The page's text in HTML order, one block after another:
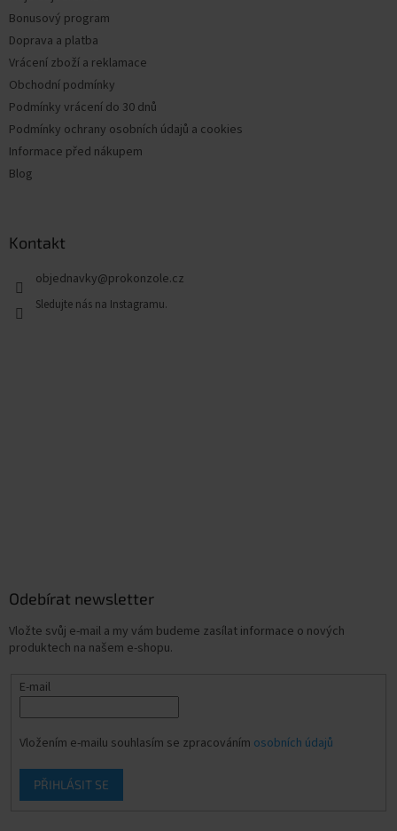
Bonusový program
Doprava a platba
Vrácení zboží a reklamace
Obchodní podmínky
Podmínky vrácení do 30 dnů
Podmínky ochrany osobních údajů a cookies
Informace před nákupem
Blog
Kontakt
objednavky@prokonzole.cz
Odebírat newsletter
Vložte svůj e-mail a my vám budeme zasílat informace o nových
produktech na našem e-shopu.
E-mail
Vložením e-mailu souhlasím se zpracováním osobních údajů
PŘIHLÁSIT SE